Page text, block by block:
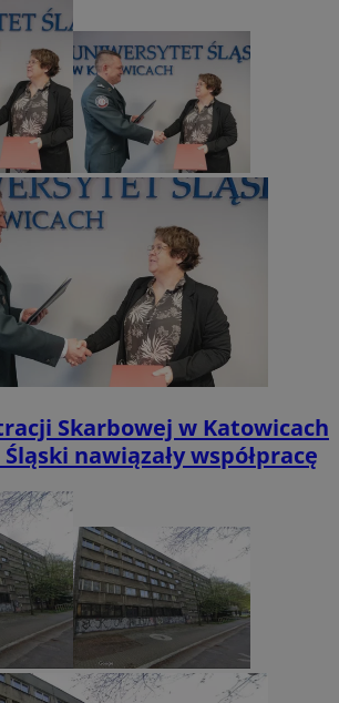
Skarbowej w Katowicach
nawiązały współpracę